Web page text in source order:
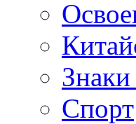
Знаки
Спорт